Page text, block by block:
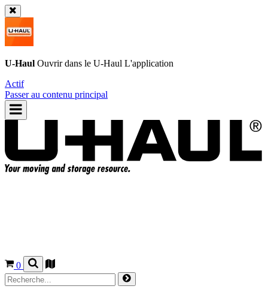
U-Haul Ouvrir dans le U-Haul L'application
Actif
Passer au contenu principal
0